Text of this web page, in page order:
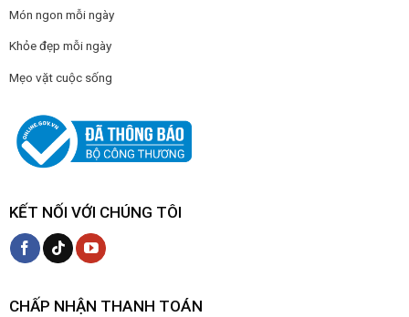
Món ngon mỗi ngày
Khỏe đẹp mỗi ngày
Mẹo vặt cuộc sống
KẾT NỐI VỚI CHÚNG TÔI
CHẤP NHẬN THANH TOÁN